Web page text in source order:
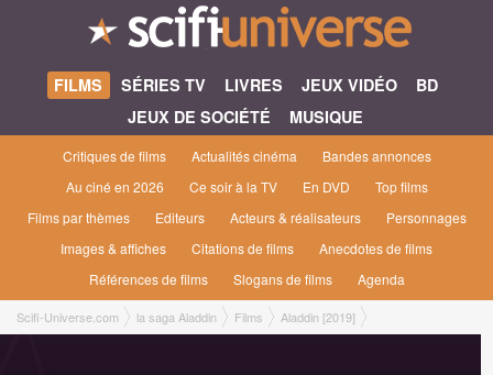
FILMS SÉRIES TV LIVRES JEUX VIDÉO
BD
JEUX DE SOCIÉTÉ
MUSIQUE
Critiques de films Actualités cinéma
Bandes annonces
Au ciné en 2026
Ce soir à la TV En DVD
Top films
Films par thèmes
Editeurs Acteurs & réalisateurs
Personnages
Images & affiches
Citations de films
Anecdotes de films
Références de films
Slogans de films Agenda
Scifi-Universe.com la saga Aladdin Films Aladdin [2019]